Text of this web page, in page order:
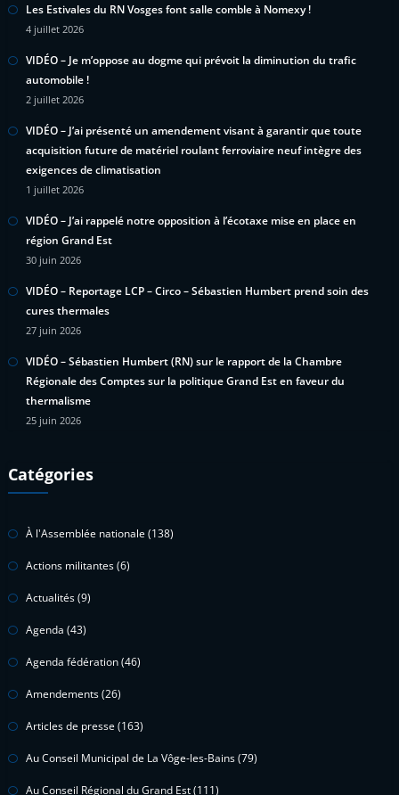
Les Estivales du RN Vosges font salle comble à Nomexy !
4 juillet 2026
VIDÉO – Je m’oppose au dogme qui prévoit la diminution du trafic
automobile !
2 juillet 2026
VIDÉO – J’ai présenté un amendement visant à garantir que toute
acquisition future de matériel roulant ferroviaire neuf intègre des
exigences de climatisation
1 juillet 2026
VIDÉO – J’ai rappelé notre opposition à l’écotaxe mise en place en
région Grand Est
30 juin 2026
VIDÉO – Reportage LCP – Circo – Sébastien Humbert prend soin des
cures thermales
27 juin 2026
VIDÉO – Sébastien Humbert (RN) sur le rapport de la Chambre
Régionale des Comptes sur la politique Grand Est en faveur du
thermalisme
25 juin 2026
Catégories
À l'Assemblée nationale (138)
Actions militantes(6)
Actualités(9)
Agenda (43)
Agenda fédération(46)
Amendements(26)
Articles de presse (163)
Au Conseil Municipal de La Vôge-les-Bains(79)
Au Conseil Régional du Grand Est(111)